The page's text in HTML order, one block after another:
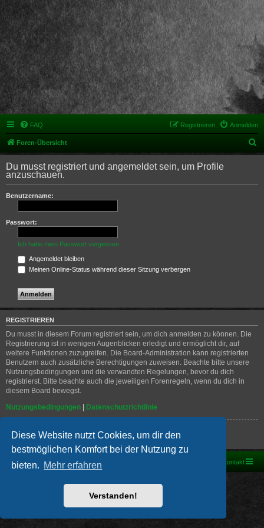
Diese Website nutzt Cookies, um dir den
bestmöglichen Komfort bei der Nutzung zu
bieten. Mehr erfahren
Verstanden!
FAQ Anmelden
Registrieren
Foren-Übersicht
u
h
Du musst registriert und angemeldet sein, um Profile
anzuschauen.
Benutzername:
Passwort:
Ich habe mein Passwort vergessen
Angemeldet bleiben
Meinen Online-Status während dieser Sitzung verbergen
REGISTRIEREN
Du musst in diesem Forum registriert sein, um dich anmelden zu können. Die
Registrierung ist in wenigen Augenblicken erledigt und ermöglicht dir, auf
weitere Funktionen zuzugreifen. Die Board-Administration kann registrierten
Benutzern auch zusätzliche Berechtigungen zuweisen. Beachte bitte unsere
Nutzungsbedingungen und die verwandten Regelungen, bevor du dich
registrierst. Bitte beachte auch die jeweiligen Forenregeln, wenn du dich in
diesem Board bewegst.
Nutzungsbedingungen | Datenschutzrichtlinie
Registrieren
Foren-Übersicht Kontakt